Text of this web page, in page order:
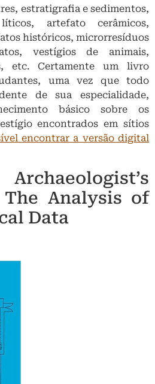
estratigrafia e sedimentos,
artefato cerâmicos,
históricos, microrresíduos
vestígios de animais,
etc. Certamente um livro
uma vez que todo
de sua especialidade,
básico sobre os
encontrados em sítios
encontrar a versão digital
Analysis of
Data